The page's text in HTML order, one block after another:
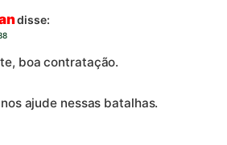
disse:
boa contratação.
ajude nessas batalhas.